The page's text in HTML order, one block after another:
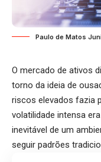
Paulo de Matos
O mercado de ativos
torno da ideia de
riscos elevados fazia
volatilidade intensa
inevitável de um
seguir padrões